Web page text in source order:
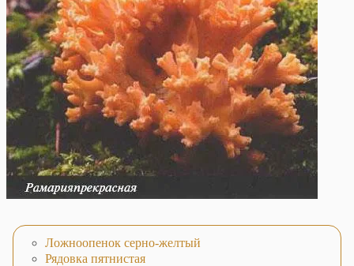
Ложноопенок серно-желтый
Рядовка пятнистая